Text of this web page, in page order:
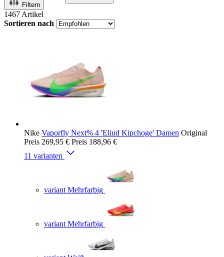
Filtern
1467 Artikel
Sortieren nach
Nike Vaporfly Next% 4 'Eliud Kipchoge' Damen Original
Preis 269,95 € Preis 188,96 €
11 varianten
variant Mehrfarbig
variant Mehrfarbig